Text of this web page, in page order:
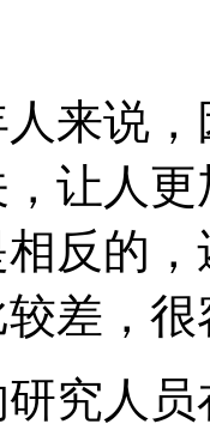
来说
让人
反的
差，
究人